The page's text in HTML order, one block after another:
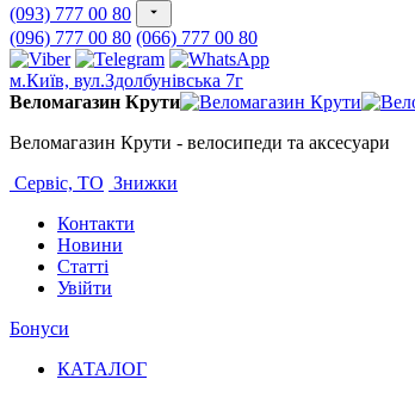
(093) 777 00 80
(096) 777 00 80 (066) 777 00 80
м.Київ, вул.Здолбунівська 7г
Веломагазин Крути
Веломагазин Крути - велосипеди та аксесуари
Сервіс, ТО Знижки
Контакти
Новини
Статті
Увійти
Бонуси
КАТАЛОГ